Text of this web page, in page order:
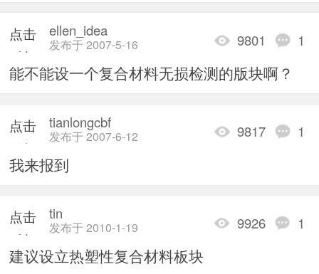
点击
重新
加载
9801 1
ellen_idea
发布于 2007-5-16
能不能设一个复合材料无损检测的版块啊？
点击
重新
加载
9817 1
tianlongcbf
发布于 2007-6-12
我来报到
点击
重新
加载
9926 1
tin
发布于 2010-1-19
建议设立热塑性复合材料板块